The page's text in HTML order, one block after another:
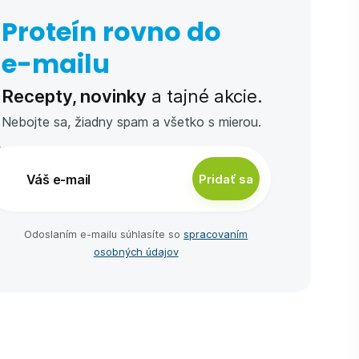
Proteín rovno do
e-⁠mailu
Recepty, novinky a tajné akcie.
Nebojte sa, žiadny spam a všetko s mierou.
Pridať sa
Odoslaním e-⁠mailu súhlasíte sospracovaním
osobných údajov